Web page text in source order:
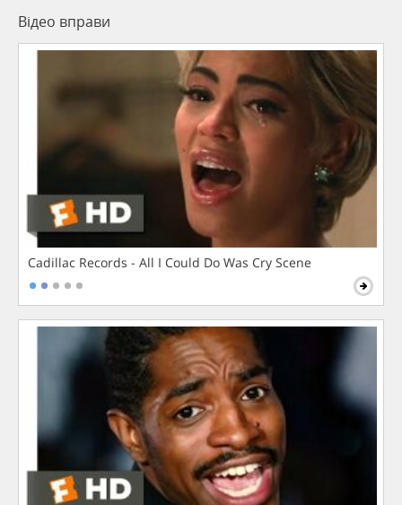
Відео вправи
Cadillac Records - All I Could Do Was Cry Scene